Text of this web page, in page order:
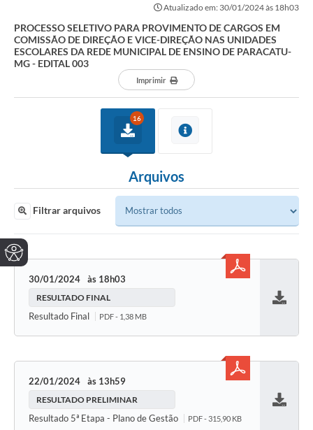
DIREÇÃO E VICE-DIREÇÃO NAS UNIDADES ESCOLARES DA...
Atualizado em: 30/01/2024 às 18h03
PROCESSO SELETIVO PARA PROVIMENTO DE CARGOS EM
COMISSÃO DE DIREÇÃO E VICE-DIREÇÃO NAS UNIDADES
ESCOLARES DA REDE MUNICIPAL DE ENSINO DE PARACATU-
MG - EDITAL 003
Imprimir
16
Arquivos
Filtrar arquivos
30/01/2024 18h03
RESULTADO FINAL
Resultado Final PDF - 1,38 MB
22/01/2024 13h59
RESULTADO PRELIMINAR
Resultado 5ª Etapa - Plano de Gestão PDF - 315,90 KB